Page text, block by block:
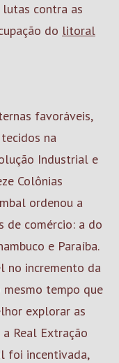
contra as
do litoral
favoráveis,
na
Industrial e
Colônias
ordenou a
de comércio: a do
e Paraíba.
no incremento da
mesmo tempo que
explorar as
Real Extração
foi incentivada,